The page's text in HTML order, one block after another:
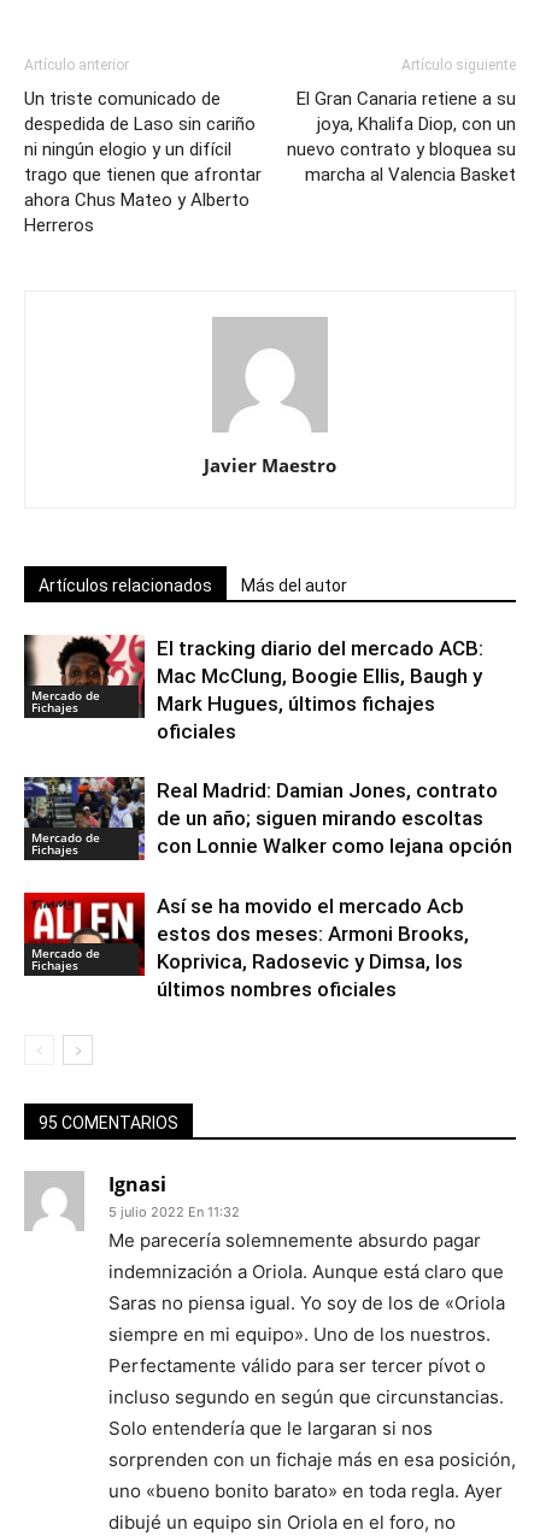
Artículo anterior
Un triste comunicado de
despedida de Laso sin cariño
ni ningún elogio y un difícil
trago que tienen que afrontar
ahora Chus Mateo y Alberto
Herreros
Artículo siguiente
El Gran Canaria retiene a su
joya, Khalifa Diop, con un
nuevo contrato y bloquea su
marcha al Valencia Basket
Javier Maestro
Artículos relacionados Más del autor
Mercado de
Fichajes
El tracking diario del mercado ACB:
Mac McClung, Boogie Ellis, Baugh y
Mark Hugues, últimos fichajes
oficiales
Mercado de
Fichajes
Real Madrid: Damian Jones, contrato
de un año; siguen mirando escoltas
con Lonnie Walker como lejana opción
Mercado de
Fichajes
Así se ha movido el mercado Acb
estos dos meses: Armoni Brooks,
Koprivica, Radosevic y Dimsa, los
últimos nombres oficiales
95 COMENTARIOS
Ignasi
5 julio 2022 En 11:32
Me parecería solemnemente absurdo pagar
indemnización a Oriola. Aunque está claro que
Saras no piensa igual. Yo soy de los de «Oriola
siempre en mi equipo». Uno de los nuestros.
Perfectamente válido para ser tercer pívot o
incluso segundo en según que circunstancias.
Solo entendería que le largaran si nos
sorprenden con un fichaje más en esa posición,
uno «bueno bonito barato» en toda regla. Ayer
dibujé un equipo sin Oriola en el foro, no